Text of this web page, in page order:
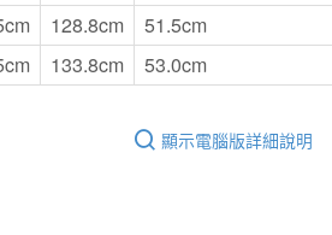
128.8cm
51.5cm
133.8cm 53.0cm
顯示電腦版詳細說明